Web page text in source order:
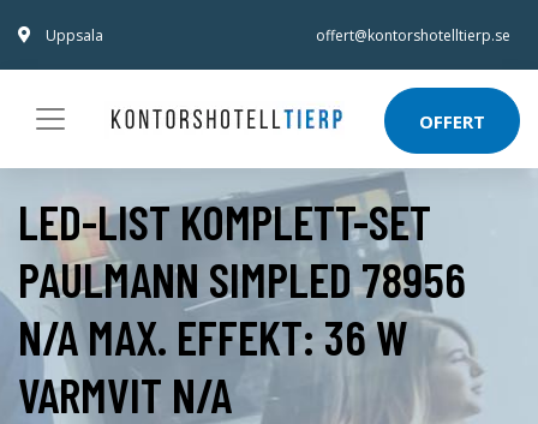
Uppsala offert@kontorshotelltierp.se
OFFERT
LED-LIST KOMPLETT-SET
PAULMANN SIMPLED 78956
N/A MAX. EFFEKT: 36 W
VARMVIT N/A